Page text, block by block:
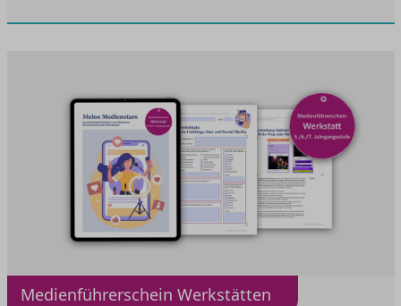
Medienführerschein Werkstätten